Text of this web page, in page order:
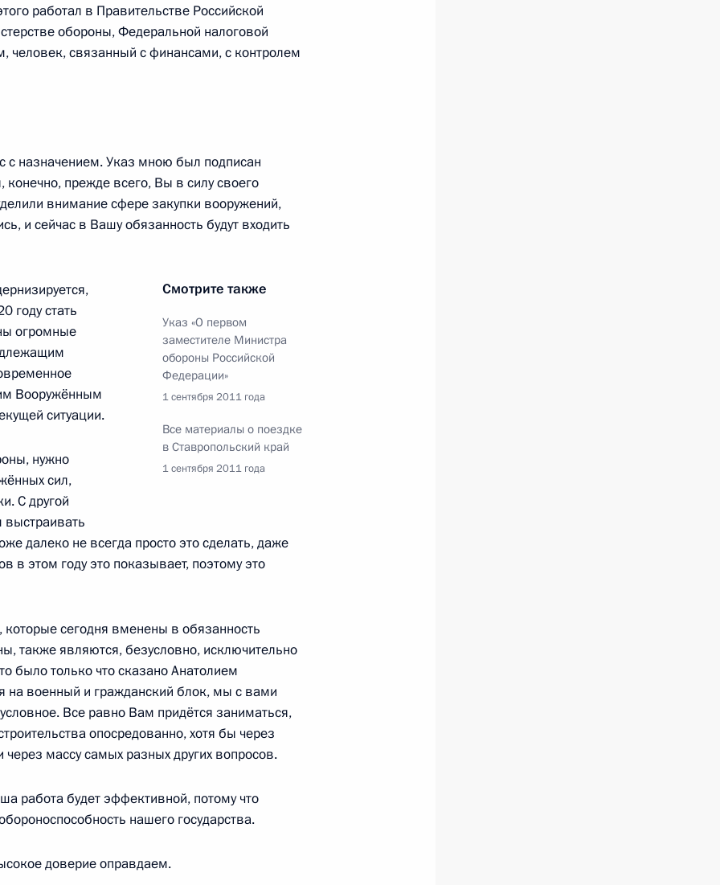
данных по итогам
в Астраханской
о разработке
занятости
увольняемых
Совета
обороны, данного
Президента
Сухоруковым
запуске ракеты
электроснабжения
работал в Правительстве Российской
обороны, Федеральной налоговой
связанный с финансами, с контролем
с назначением. Указ мною был подписан
прежде всего, Вы в силу своего
внимание сфере закупки вооружений,
и сейчас в Вашу обязанность будут входить
Смотрите также
Указ «О первом
заместителе Министра
обороны Российской
Федерации»
1 сентября 2011 года
Все материалы о поездке
в Ставропольский край
1 сентября 2011 года
году стать
огромные
Вооружённым
ситуации.
нужно
сил,
С другой
далеко не всегда просто это сделать, даже
в этом году это показывает, поэтому это
сегодня вменены в обязанность
также являются, безусловно, исключительно
было только что сказано Анатолием
на военный и гражданский блок, мы с вами
Все равно Вам придётся заниматься,
опосредованно, хотя бы через
массу самых разных других вопросов.
работа будет эффективной, потому что
нашего государства.
доверие оправдаем.